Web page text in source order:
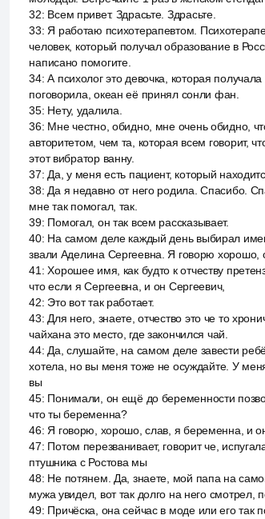
32: Всем привет. Здрасьте. Здрасьте.
33: Я работаю психотерапевтом.
человек, который получал образование в
написано помогите.
34:А психолог это девочка, которая
поговорила, океан её принял сонли фан.
35: Нету, удалила.
36: Мне честно, обидно, мне очень обидно,
авторитетом, чем та, которая всем говорит,
этот вибратор ванну.
37: Да, у меня есть пациент, который
38: Да я недавно от него родила. Спасибо.
мне так помогал, так.
39: Помогал, он так всем рассказывает.
40: На самом деле каждый день выбирал
звали Аделина Сергеевна. Я говорю хорошо,
41 :Хорошее имя, как будто к отчеству
что если я Сергеевна, и он Сергеевич,
42: Это вот так работает.
43: Для него, знаете, отчество это че то
чайхана это место, где закончился чай.
44: Да, слушайте, на самом деле завести
хотела, но вы меня тоже не осуждайте. У
вы
45: Понимали, он ещё до беременности
что ты беременна?
46: Я говорю, хорошо, слав, я беременна, и
47: Потом перезванивает, говорит че,
птушника с Ростова мы
48: Не потянем. Да, знаете, мой папа на
мужа увидел, вот так долго на него смотрел,
49: Причёска, она сейчас в моде или его так